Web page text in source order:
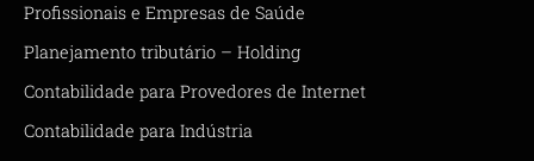
Profissionais e Empresas de Saúde
Planejamento tributário – Holding
Contabilidade para Provedores de Internet
Contabilidade para Indústria